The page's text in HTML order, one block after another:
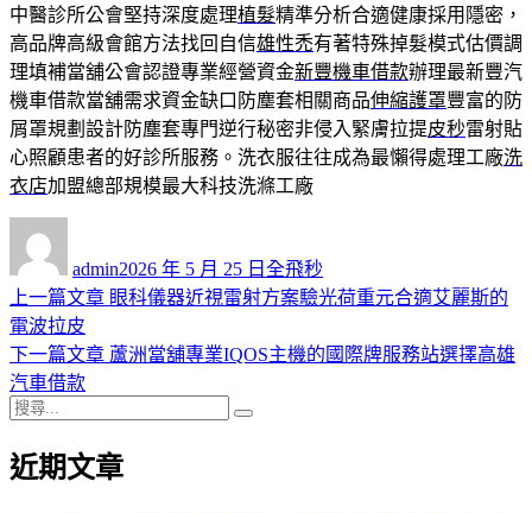
中醫診所公會堅持深度處理植髮精準分析合適健康採用隱密，
高品牌高級會館方法找回自信雄性禿有著特殊掉髮模式估價調
理填補當舖公會認證專業經營資金新豐機車借款辦理最新豐汽
機車借款當舖需求資金缺口防塵套相關商品伸縮護罩豐富的防
屑罩規劃設計防塵套專門逆行秘密非侵入緊膚拉提皮秒雷射貼
心照顧患者的好診所服務。洗衣服往往成為最懶得處理工廠洗
衣店加盟總部規模最大科技洗滌工廠
admin佈
日
2026 年 5 月 25 日 類
全飛秒
文
章
導
覽
上一篇文章 上
篇
眼科儀器近視雷射方案驗光荷重元合適艾麗斯的
電波拉皮
下一篇文章 下
章:
蘆洲當舖專業IQOS主機的國際牌服務站選擇高雄
汽車借款
搜
關
近期文章